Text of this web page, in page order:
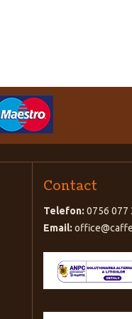
Contact
Telefon: 0756 077
Email: